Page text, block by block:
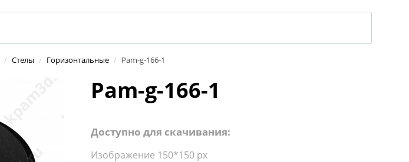
/ Стелы / Горизонтальные / Pam-g-166-1
Pam-g-166-1
Доступно для скачивания:
Изображение 150*150 px